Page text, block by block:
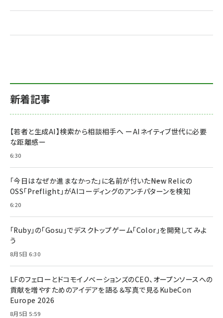
新着記事
【若者と生成AI】検索から相談相手へ ーAIネイティブ世代に必要
な距離感ー
6:30
「今日はなぜか進まなかった」に名前が付いた――New Relicの
OSS「Preflight」がAIコーディングのアンチパターンを検知
6:20
「Ruby」の「Gosu」でデスクトップゲーム「Color」を開発してみよ
う
8月5日 6:30
LFのフェローとドコモイノベーションズのCEO、オープンソースへの
貢献を増やすためのアイデアを語る＆写真で見るKubeCon
Europe 2026
8月5日 5:59